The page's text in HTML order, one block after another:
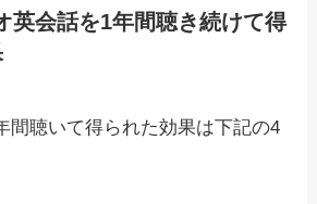
英会話を1年間聴き続けて得
間聴いて得られた効果は下記の4